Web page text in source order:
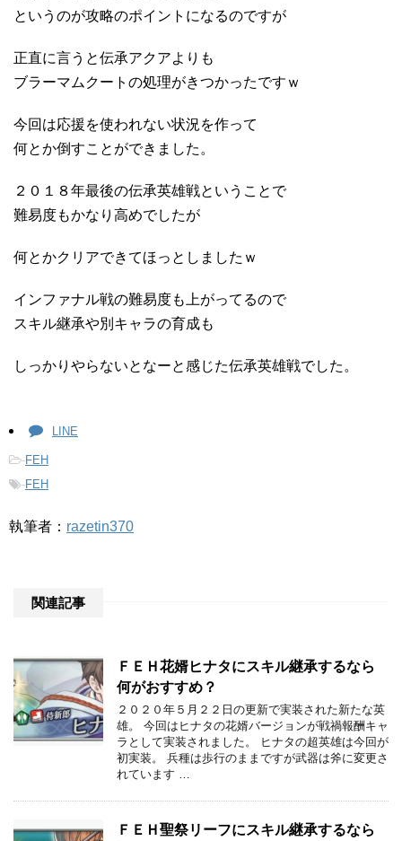
というのが攻略のポイントになるのですが
正直に言うと伝承アクアよりも
ブラーマムクートの処理がきつかったですｗ
今回は応援を使われない状況を作って
何とか倒すことができました。
２０１８年最後の伝承英雄戦ということで
難易度もかなり高めでしたが
何とかクリアできてほっとしましたｗ
インファナル戦の難易度も上がってるので
スキル継承や別キャラの育成も
しっかりやらないとなーと感じた伝承英雄戦でした。
LINE
-FEH
-FEH
執筆者： razetin370
関連記事
ＦＥＨ花婿ヒナタにスキル継承するなら
何がおすすめ？
２０２０年５月２２日の更新で実装された新たな英
雄。 今回はヒナタの花婿バージョンが戦禍報酬キャ
ラとして実装されました。 ヒナタの超英雄は今回が
初実装。 兵種は歩行のままですが武器は斧に変更さ
れています …
ＦＥＨ聖祭リーフにスキル継承するなら